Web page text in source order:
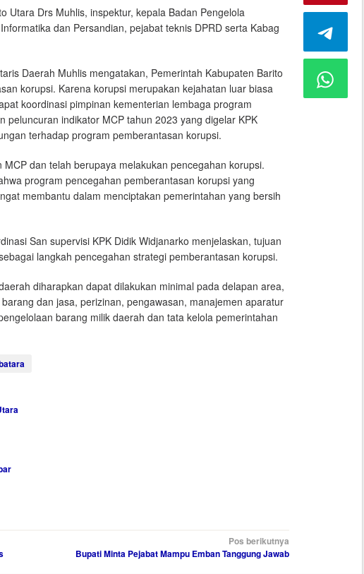
Utara Drs Muhlis, inspektur, kepala Badan Pengelola
dan Persandian, pejabat teknis DPRD serta Kabag
Daerah Muhlis mengatakan, Pemerintah Kabupaten Barito
korupsi. Karena korupsi merupakan kejahatan luar biasa
koordinasi pimpinan kementerian lembaga program
indikator MCP tahun 2023 yang digelar KPK
terhadap program pemberantasan korupsi.
dan telah berupaya melakukan pencegahan korupsi.
program pencegahan pemberantasan korupsi yang
membantu dalam menciptakan pemerintahan yang bersih
San supervisi KPK Didik Widjanarko menjelaskan, tujuan
langkah pencegahan strategi pemberantasan korupsi.
diharapkan dapat dilakukan minimal pada delapan area,
dan jasa, perizinan, pengawasan, manajemen aparatur
barang milik daerah dan tata kelola pemerintahan
Pos berikutnya
Bupati Minta Pejabat Mampu Emban Tanggung Jawab